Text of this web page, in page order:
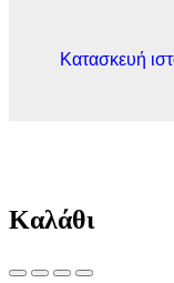
Κατασκευή
Καλάθι